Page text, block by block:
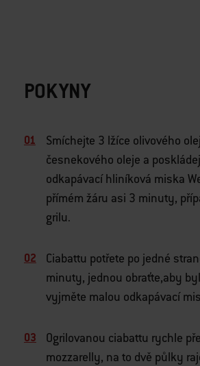
POKYNY
Smíchejte 3 lžíce olivového
česnekového oleje a
odkapávací hliníková miska
přímém žáru asi 3 minuty,
grilu.
Ciabattu potřete po jedné
minuty, jednou obraťte,aby
vyjměte malou odkapávací
Ogrilovanou ciabattu rychle
mozzarelly, na to dvě půlky